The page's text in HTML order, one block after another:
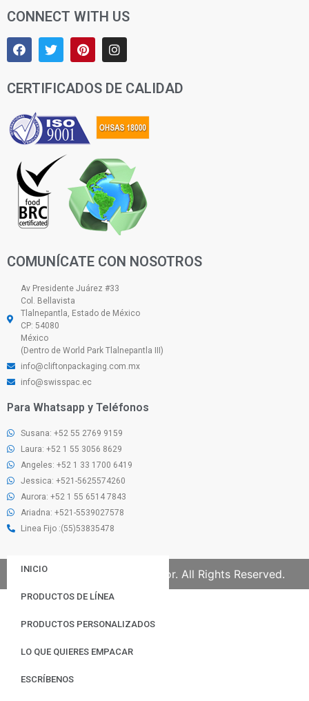
CONNECT WITH US
CERTIFICADOS DE CALIDAD
COMUNÍCATE CON NOSOTROS
Av Presidente Juárez #33
Col. Bellavista
Tlalnepantla, Estado de México
CP: 54080
México
(Dentro de World Park Tlalnepantla III)
info@cliftonpackaging.com.mx
info@swisspac.ec
Para Whatsapp y Teléfonos
Susana: +52 55 2769 9159
Laura: +52 1 55 3056 8629
Angeles: +52 1 33 1700 6419
Jessica: +521-5625574260
Aurora: +52 1 55 6514 7843
Ariadna: +521-5539027578
Linea Fijo :(55)53835478
INICIO
PRODUCTOS DE LÍNEA
PRODUCTOS PERSONALIZADOS
LO QUE QUIERES EMPACAR
ESCRÍBENOS
© 2023 | Swiss Pac Ecuador. All Rights Reserved.